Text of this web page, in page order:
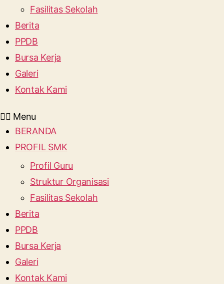
Fasilitas Sekolah
Berita
PPDB
Bursa Kerja
Galeri
Kontak Kami
Menu
BERANDA
PROFIL SMK
Profil Guru
Struktur Organisasi
Fasilitas Sekolah
Berita
PPDB
Bursa Kerja
Galeri
Kontak Kami